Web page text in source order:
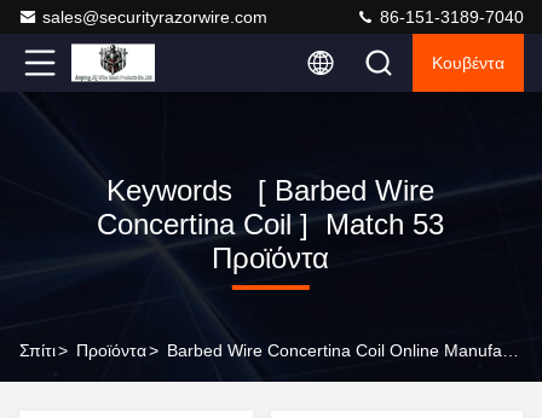
sales@securityrazorwire.com 86-151-3189-7040
Κουβέντα
Keywords [ Barbed Wire
Concertina Coil ] Match 53
Προϊόντα
Σπίτι> Προϊόντα>